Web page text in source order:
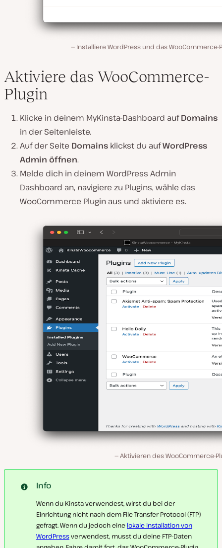
Installiere WordPress und das WooCommerce-
Aktiviere das WooCommerce-
Plugin
Klicke in deinem MyKinsta-Dashboard aufDomains
in der Seitenleiste.
Auf der Seite Domains klickst du aufWordPress
Admin öffnen.
Melde dich in deinem WordPress Admin
Dashboard an, navigiere zu Plugins, wähle das
WooCommerce Plugin aus und aktiviere es.
Aktivieren des WooCommerce-
Info
Wenn du Kinsta verwendest, wirst du bei der
Einrichtung nicht nach dem File Transfer Protocol (FTP)
gefragt. Wenn du jedoch eine lokale Installation von
WordPressverwendest, musst du deine FTP-Daten